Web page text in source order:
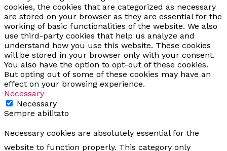
cookies, the cookies that are categorized as necessary
are stored on your browser as they are essential for the
working of basic functionalities of the website. We also
use third-party cookies that help us analyze and
understand how you use this website. These cookies
will be stored in your browser only with your consent.
You also have the option to opt-out of these cookies.
But opting out of some of these cookies may have an
effect on your browsing experience.
Necessary
Necessary
Sempre abilitato
Necessary cookies are absolutely essential for the
website to function properly. This category only